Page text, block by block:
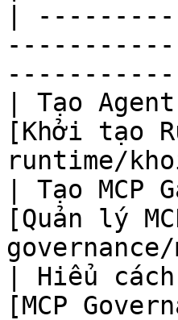
|
| Tạo
[Khởi tạo
runtime/
| Tạo
[Quản lý
| Hiểu
[MCP